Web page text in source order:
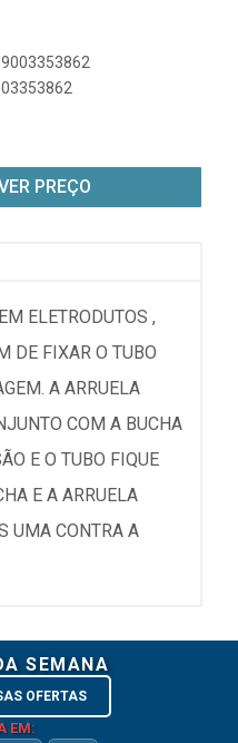
PREÇO
ELETRODUTOS ,
DE FIXAR O TUBO
A ARRUELA
COM A BUCHA
E O TUBO FIQUE
E A ARRUELA
UMA CONTRA A
SEMANA
OFERTAS
EM: